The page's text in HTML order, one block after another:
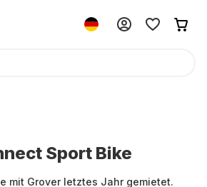
Sport Bike
mit Grover letztes Jahr gemietet.